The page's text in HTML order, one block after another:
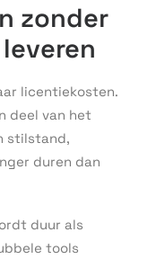
zonder
licentiekosten.
deel van het
stilstand,
duren dan
duur als
tools